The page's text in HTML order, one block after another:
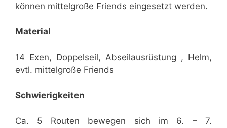
können mittelgroße Friends eingesetzt werden.
Material
14 Exen, Doppelseil, Abseilausrüstung , Helm,
evtl. mittelgroße Friends
Schwierigkeiten
Ca. 5 Routen bewegen sich im 6. – 7.